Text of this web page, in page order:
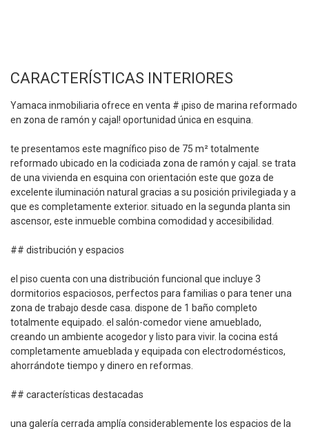
CARACTERÍSTICAS INTERIORES
Yamaca inmobiliaria ofrece en venta # ¡piso de marina reformado
en zona de ramón y cajal! oportunidad única en esquina.
te presentamos este magnífico piso de 75 m² totalmente
reformado ubicado en la codiciada zona de ramón y cajal. se trata
de una vivienda en esquina con orientación este que goza de
excelente iluminación natural gracias a su posición privilegiada y a
que es completamente exterior. situado en la segunda planta sin
ascensor, este inmueble combina comodidad y accesibilidad.
## distribución y espacios
el piso cuenta con una distribución funcional que incluye 3
dormitorios espaciosos, perfectos para familias o para tener una
zona de trabajo desde casa. dispone de 1 baño completo
totalmente equipado. el salón-comedor viene amueblado,
creando un ambiente acogedor y listo para vivir. la cocina está
completamente amueblada y equipada con electrodomésticos,
ahorrándote tiempo y dinero en reformas.
## características destacadas
una galería cerrada amplía considerablemente los espacios de la